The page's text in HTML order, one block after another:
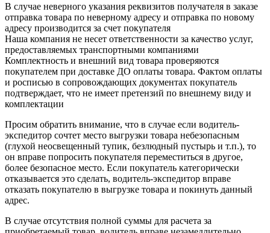
В случае неверного указания реквизитов получателя в заказе
отправка товара по неверному адресу и отправка по новому
адресу производится за счет покупателя
Наша компания не несет ответственности за качество услуг,
предоставляемых транспортными компаниями
Комплектность и внешний вид товара проверяются
покупателем при доставке ДО оплаты товара. Фактом оплаты
и росписью в сопровождающих документах покупатель
подтверждает, что не имеет претензий по внешнему виду и
комплектации
Просим обратить внимание, что в случае если водитель-
экспедитор сочтет место выгрузки товара небезопасным
(глухой неосвещенный тупик, безлюдный пустырь и т.п.), то
он вправе попросить покупателя переместиться в другое,
более безопасное место. Если покупатель категорически
отказывается это сделать, водитель-экспедитор вправе
отказать покупателю в выгрузке товара и покинуть данный
адрес.
В случае отсутствия полной суммы для расчета за